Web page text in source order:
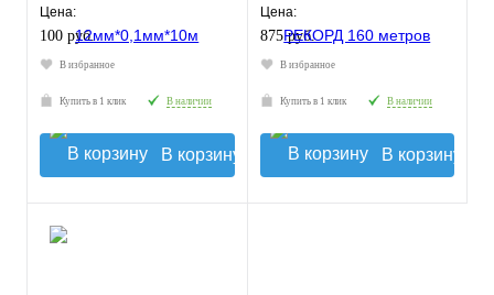
Цена:
100 руб.
В избранное
Купить в 1 клик В наличии
В корзину
Цена:
875 руб.
В избранное
Купить в 1 клик В наличии
В корзину